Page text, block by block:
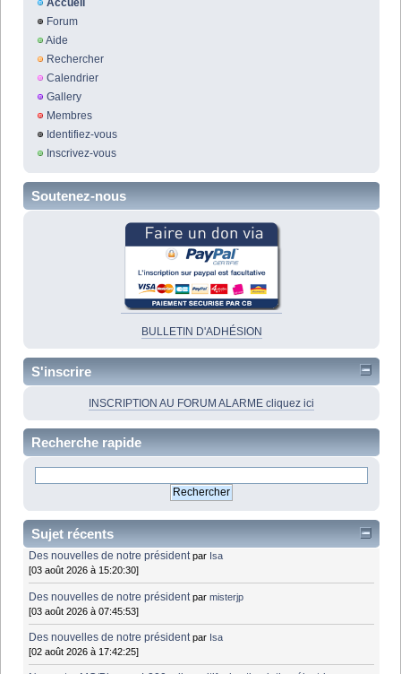
Accueil
Forum
Aide
Rechercher
Calendrier
Gallery
Membres
Identifiez-vous
Inscrivez-vous
Soutenez-nous
BULLETIN D'ADHÉSION
S'inscrire
INSCRIPTION AU FORUM ALARME cliquez ici
Recherche rapide
Sujet récents
Des nouvelles de notre président par Isa
[03 août 2026 à 15:20:30]
Des nouvelles de notre président parmisterjp
[03 août 2026 à 07:45:53]
Des nouvelles de notre président par Isa
[02 août 2026 à 17:42:25]